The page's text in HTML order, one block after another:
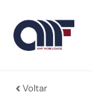
Voltar